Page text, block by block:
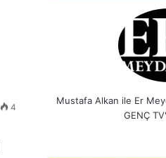
4
Mustafa Alkan ile Er
GENÇ